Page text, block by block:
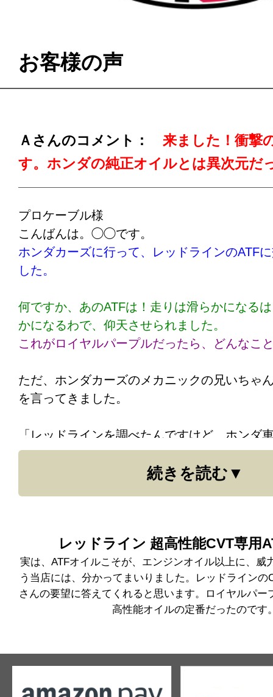
お客様の声
Ａさんのコメント： 来ました！衝撃
す。ホンダの純正オイルとは異次元だ
プロケーブル様
こんばんは。◯◯です。
ホンダカーズに行って、レッドラインのATF
した。
何ですか、あのATFは！走りは滑らかになる
かになるわで、仰天させられました。
これがロイヤルパープルだったら、どんなこ
ただ、ホンダカーズのメカニックの兄いちゃ
を言ってきました。
「レッドラインを調べたんですけど、ホンダ
いんですよ。ホームページも調べましたが、
いようにと書いてあったりしまして。このま
とのことでした。純正ATFオイルを、そこま
か、兄ちゃんの言ってることが正しいのか。
信じられません。レッドラインに交換した結
しかし、念のため一週間くらいは慎重に運転
続きを読む
レッドライン 超高性能CVT専用
実は、ATFオイルこそが、エンジンオイル以上に、威
う当店には、分かってまいりました。レッドラインの
さんの要望に答えてくれると思います。ロイヤルパー
高性能オイルの定番だったのです